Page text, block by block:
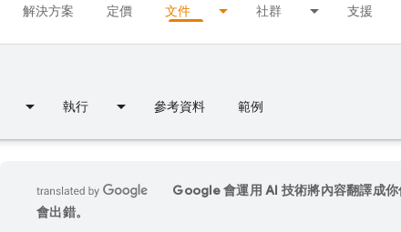
解決方案 定價 文件 社群 支援
執行 參考資料 範例
Google 會運用 AI 技術將內容翻譯成
會出錯。